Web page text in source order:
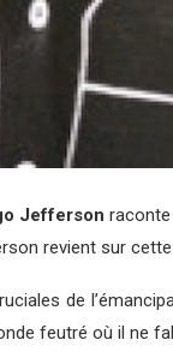
Jefferson raconte
revient sur
de
feutré où il ne